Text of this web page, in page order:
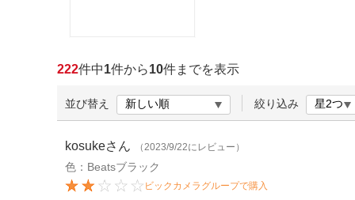
222件中1件から10件までを表示
並び替え 絞り込み
kosukeさん （2023/9/22にレビュー）
色：Beatsブラック
ビックカメラグループで購入